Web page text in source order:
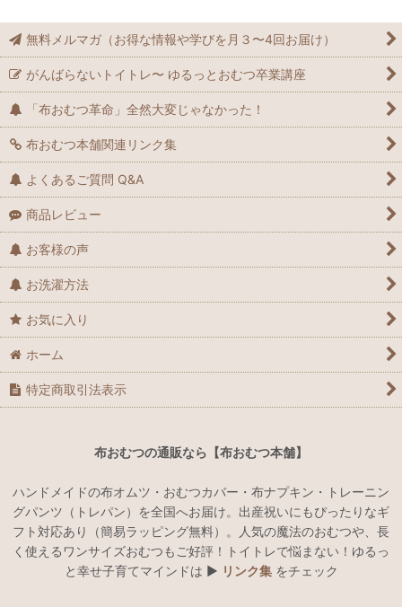
無料メルマガ（お得な情報や学びを月３〜4回お届け）
がんばらないトイトレ〜 ゆるっとおむつ卒業講座
「布おむつ革命」全然大変じゃなかった！
布おむつ本舗関連リンク集
よくあるご質問 Q&A
商品レビュー
お客様の声
お洗濯方法
お気に入り
ホーム
特定商取引法表示
布おむつの通販なら【布おむつ本舗】
ハンドメイドの布オムツ・おむつカバー・布ナプキン・トレーニン
グパンツ（トレパン）を全国へお届け。出産祝いにもぴったりなギ
フト対応あり（簡易ラッピング無料）。人気の魔法のおむつや、長
く使えるワンサイズおむつもご好評！トイトレで悩まない！ゆるっ
と幸せ子育てマインドは ▶︎ リンク集をチェック